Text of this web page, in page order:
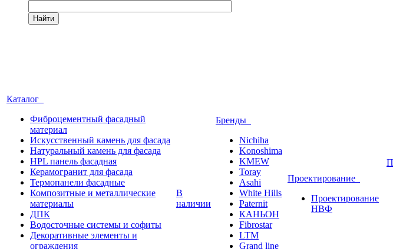
Найти
Каталог
Фиброцементный фасадный
материал
Искусственный камень для фасада
Натуральный камень для фасада
HPL панель фасадная
Керамогранит для фасада
Термопанели фасадные
Композитные и металлические
материалы
ДПК
Водосточные системы и софиты
Декоративные элементы и
ограждения
В
наличии
Бренды
Nichiha
Konoshima
KMEW
Toray
Asahi
White Hills
Paternit
КАНЬОН
Fibrostar
LTM
Grand line
Проектирование
Проектирование
НВФ